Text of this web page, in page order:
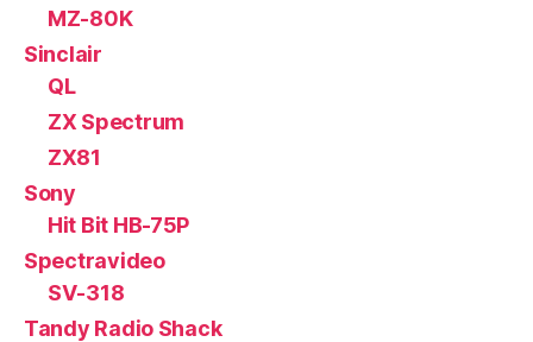
MZ-80K
Sinclair
QL
ZX Spectrum
ZX81
Sony
Hit Bit HB-75P
Spectravideo
SV-318
Tandy Radio Shack